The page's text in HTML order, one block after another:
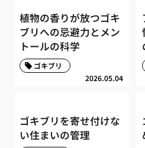
植物の香りが放つゴキ
ブリへの忌避力とメン
トールの科学
2026.05.04
ゴキブリ
ゴキブリを寄せ付けな
い住まいの管理